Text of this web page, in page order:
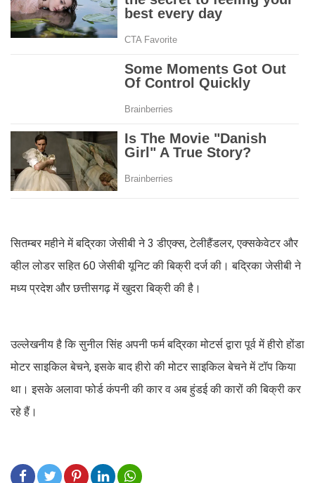
सितम्बर महीने में बद्रिका जेसीबी ने 3 डीएक्स, टेलीहैंडलर, एक्सकेवेटर और
व्हील लोडर सहित 60 जेसीबी यूनिट की बिक्री दर्ज की। बद्रिका जेसीबी ने
मध्य प्रदेश और छत्तीसगढ़ में खुदरा बिक्री की है।
उल्लेखनीय है कि सुनील सिंह अपनी फर्म बद्रिका मोटर्स द्वारा पूर्व में हीरो होंडा
मोटर साइकिल बेचने, इसके बाद हीरो की मोटर साइकिल बेचने में टॉप किया
था। इसके अलावा फोर्ड कंपनी की कार व अब हुंडई की कारों की बिक्री कर
रहे हैं।